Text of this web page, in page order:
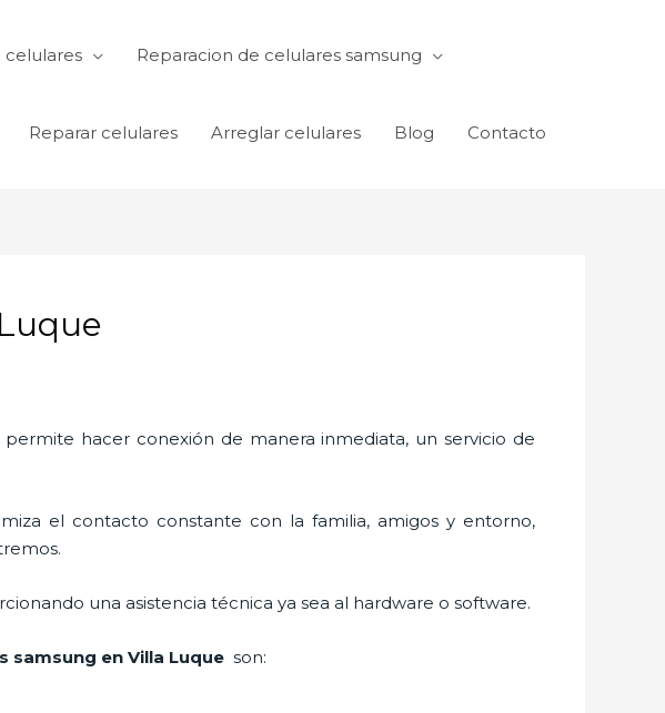
celulares Reparacion de celulares samsung
Reparar celulares Arreglar celulares Blog Contacto
hacer conexión de manera inmediata, un servicio de
el contacto constante con la familia, amigos y entorno,
una asistencia técnica ya sea al hardware o software.
samsung en Villa Luque son: